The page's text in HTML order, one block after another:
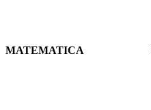
MATEMATICA